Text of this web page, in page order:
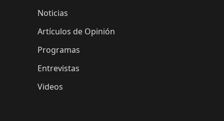
Noticias
Artículos de Opinión
Programas
Entrevistas
Videos